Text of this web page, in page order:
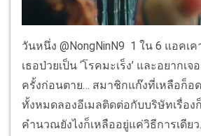
วันหนึ่ง @NongNinN9 1 ใน 6 แอคเ
เธอป่วยเป็น ‘โรคมะเร็ง’ และอยากเ
ครั้งก่อนตาย… สมาชิกแก๊งที่เหลือก็อ
ทั้งหมดลองอีเมลติดต่อกับบริษัทเรื่อง
คำนวณยังไงก็เหลืออยู่แค่วิธีการเดีย